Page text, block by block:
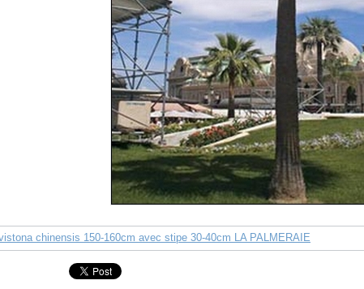
chinensis 150-160cm avec stipe 30-40cm LA PALMERAIE